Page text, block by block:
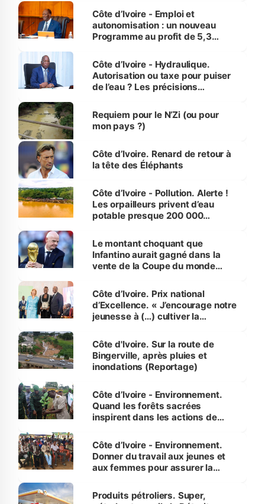
et Yamoussoukro
Côte d’Ivoire - Emploi et
autonomisation : un nouveau
Programme au profit de 5,3
Côte d’Ivoire - Hydraulique.
Autorisation ou taxe pour puiser
de l’eau ? Les précisions
Requiem pour le N’Zi (ou pour
mon pays ?)
Côte d’Ivoire. Renard de retour à
la tête des Éléphants
Côte d’Ivoire - Pollution. Alerte !
Les orpailleurs privent d’eau
potable presque 200 000
Le montant choquant que
Infantino aurait gagné dans la
vente de la Coupe du monde
Côte d’Ivoire. Prix national
d’Excellence. « J’encourage notre
jeunesse à (…) cultiver la
(Alassane Ouattara
Côte d'Ivoire. Sur la route de
Bingerville, après pluies et
inondations (Reportage)
Côte d’Ivoire - Environnement.
Quand les forêts sacrées
inspirent dans les actions de
Côte d’Ivoire - Environnement.
Donner du travail aux jeunes et
aux femmes pour assurer la
menacées
Produits pétroliers. Super,